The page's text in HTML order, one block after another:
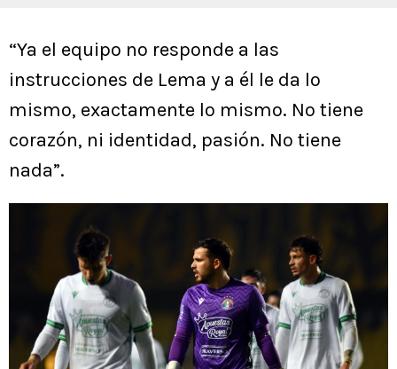
“Ya el equipo no responde a las
instrucciones de Lema y a él le da lo
mismo, exactamente lo mismo. No tiene
corazón, ni identidad, pasión. No tiene
nada”.